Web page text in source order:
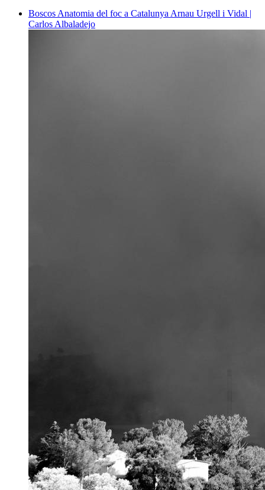
Boscos Anatomia del foc a Catalunya Arnau Urgell i Vidal |
Carlos Albaladejo